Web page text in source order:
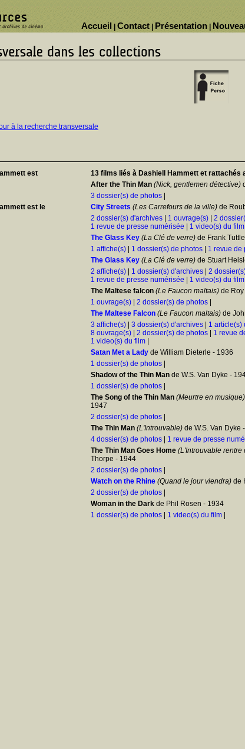
Présentation
Contact
Accueil
à la recherche transversale
est
est le
13 films liés à Dashiell Hammett et rattachés
After the Thin Man (Nick, gentlemen détective)
3 dossier(s) de photos
City Streets (Les Carrefours de la ville) de
2 dossier(s) d'archives
1 ouvrage(s) 2
1 revue de presse numérisée
1 video(s) du film
The Glass Key (La Clé de verre) de Frank
1 affiche(s)
1 dossier(s) de photos 1 revue de
The Glass Key (La Clé de verre) de Stuart
2 affiche(s)
1 dossier(s) d'archives 2
1 revue de presse numérisée
1 video(s) du film
The Maltese falcon (Le Faucon maltais) de
1 ouvrage(s)
2 dossier(s) de photos
The Maltese Falcon (Le Faucon maltais) de
3 affiche(s)
3 dossier(s) d'archives 1 article(s)
8 ouvrage(s)
2 dossier(s) de photos 1 revue
1 video(s) du film
Satan Met a Lady de William Dieterle - 1936
1 dossier(s) de photos
Shadow of the Thin Man de W.S. Van Dyke -
1 dossier(s) de photos
The Song of the Thin Man (Meurtre en musique)
1947
2 dossier(s) de photos
The Thin Man (L'Introuvable) de W.S. Van Dyke
4 dossier(s) de photos
1 revue de presse
The Thin Man Goes Home (L'Introuvable rentre
Thorpe - 1944
2 dossier(s) de photos
Watch on the Rhine (Quand le jour viendra) de
2 dossier(s) de photos
Woman in the Dark de Phil Rosen - 1934
1 dossier(s) de photos
1 video(s) du film